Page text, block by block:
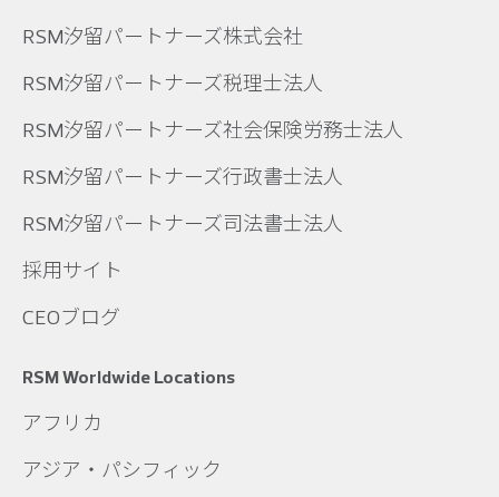
RSM汐留パートナーズ株式会社
RSM汐留パートナーズ税理士法人
RSM汐留パートナーズ社会保険労務士法人
RSM汐留パートナーズ行政書士法人
RSM汐留パートナーズ司法書士法人
採用サイト
CEOブログ
RSM Worldwide Locations
アフリカ
アジア・パシフィック